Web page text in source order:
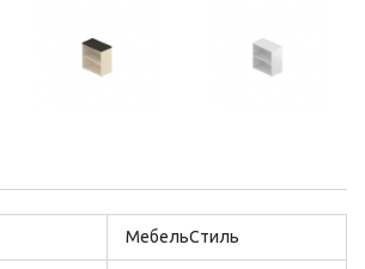
МебельСтиль